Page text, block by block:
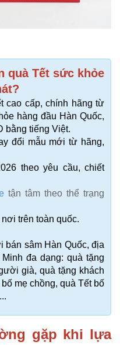
quà Tết sức khỏe
cao cấp, chính hãng từ
hàng đầu Hàn Quốc,
bằng tiếng Việt.
đổi mẫu mới từ hãng,
theo yêu cầu, chiết
tận tâm theo thể trạng
trên toàn quốc.
bán sâm Hàn Quốc, địa
đa dạng: quà tặng
già, quà tặng khách
mẹ chồng, quà Tết bố
gặp khi lựa